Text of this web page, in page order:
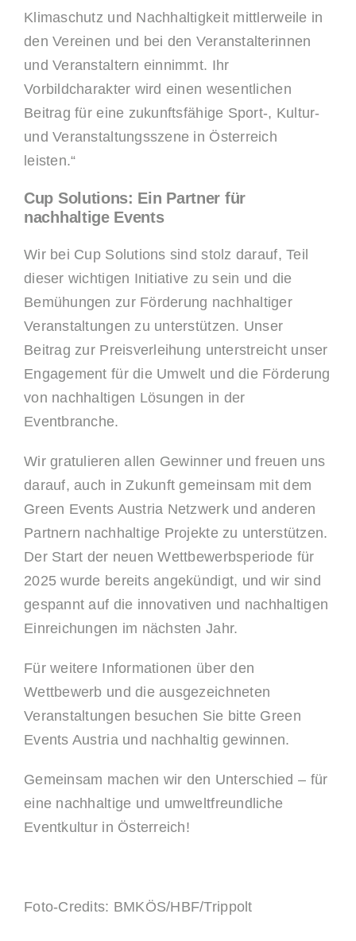
Klimaschutz und Nachhaltigkeit mittlerweile in
den Vereinen und bei den Veranstalterinnen
und Veranstaltern einnimmt. Ihr
Vorbildcharakter wird einen wesentlichen
Beitrag für eine zukunftsfähige Sport-, Kultur-
und Veranstaltungsszene in Österreich
leisten.“
Cup Solutions: Ein Partner für
nachhaltige Events
Wir bei Cup Solutions sind stolz darauf, Teil
dieser wichtigen Initiative zu sein und die
Bemühungen zur Förderung nachhaltiger
Veranstaltungen zu unterstützen. Unser
Beitrag zur Preisverleihung unterstreicht unser
Engagement für die Umwelt und die Förderung
von nachhaltigen Lösungen in der
Eventbranche.
Wir gratulieren allen Gewinner und freuen uns
darauf, auch in Zukunft gemeinsam mit dem
Green Events Austria Netzwerk und anderen
Partnern nachhaltige Projekte zu unterstützen.
Der Start der neuen Wettbewerbsperiode für
2025 wurde bereits angekündigt, und wir sind
gespannt auf die innovativen und nachhaltigen
Einreichungen im nächsten Jahr.
Für weitere Informationen über den
Wettbewerb und die ausgezeichneten
Veranstaltungen besuchen Sie bitte Green
Events Austria und nachhaltig gewinnen.
Gemeinsam machen wir den Unterschied – für
eine nachhaltige und umweltfreundliche
Eventkultur in Österreich!
Foto-Credits: BMKÖS/HBF/Trippolt